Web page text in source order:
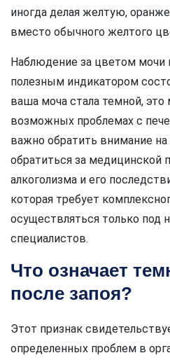
иногда делая желтую,
вместо обычного желтого
Наблюдение за цветом мочи
полезным индикатором
ваша моча стала темной,
возможных проблемах с
важно обратить внимание
обратиться за
алкоголизма и его
которая требует
осуществляться только под
специалистов.
Что означает
после запоя?
Этот признак
определенных проблем в